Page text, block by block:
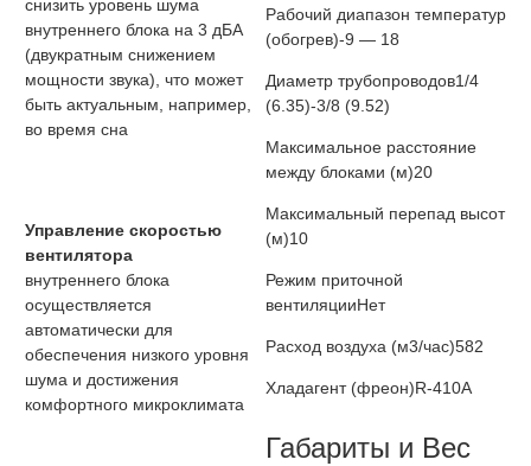
снизить уровень шума
внутреннего блока на 3 дБА
(двукратным снижением
мощности звука), что может
быть актуальным, например,
во время сна
Управление скоростью
вентилятора
внутреннего блока
осуществляется
автоматически для
обеспечения низкого уровня
шума и достижения
комфортного микроклимата
Рабочий диапазон температур
(обогрев)-9 — 18
Диаметр трубопроводов1/4
(6.35)-3/8 (9.52)
Максимальное расстояние
между блоками (м)20
Максимальный перепад высот
(м)10
Режим приточной
вентиляцииНет
Расход воздуха (м3/час)582
Хладагент (фреон)R-410A
Габариты и Вес